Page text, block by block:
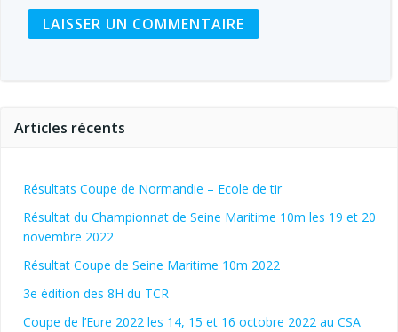
Articles récents
Résultats Coupe de Normandie – Ecole de tir
Résultat du Championnat de Seine Maritime 10m les 19 et 20
novembre 2022
Résultat Coupe de Seine Maritime 10m 2022
3e édition des 8H du TCR
Coupe de l’Eure 2022 les 14, 15 et 16 octobre 2022 au CSA